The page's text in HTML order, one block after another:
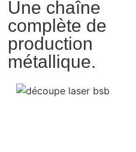
Une chaîne
complète de
production
métallique.